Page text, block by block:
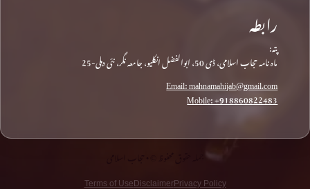
رابطہ
پتہ:
ماہ نامہ حجاب اسلامی، ڈی 50، ابوالفضل انکلیو، جامعہ نگر، نئی دہلی-25
Email: mahnamahijab@gmail.com
Mobile: +918860822483
Privacy Policy
Disclaimer
Terms of Use